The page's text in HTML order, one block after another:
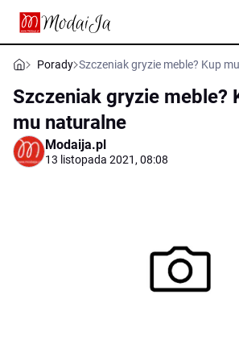
Porady Szczeniak gryzie meble? Kup
Szczeniak gryzie meble?
mu naturalne
Modaija.pl
13 listopada 2021, 08:08